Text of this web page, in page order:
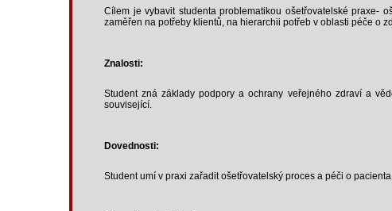
Cílem je vybavit studenta problematikou ošetřovatelské praxe-
zaměřen na potřeby klientů, na hierarchii potřeb v oblasti péče o
Znalosti:
Student zná základy podpory a ochrany veřejného zdraví a
související.
Dovednosti:
Student umí v praxi zařadit ošetřovatelský proces a péči o